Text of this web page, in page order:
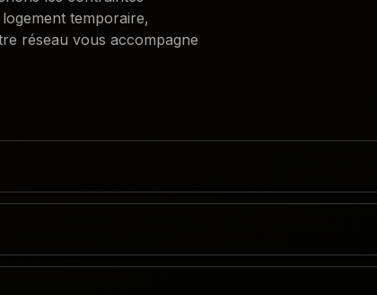
temporaire,
réseau vous accompagne